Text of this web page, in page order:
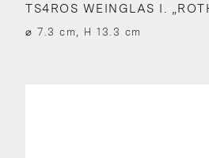
TS4ROS WEINGLAS I.
⌀ 7.3 cm, H 13.3 cm